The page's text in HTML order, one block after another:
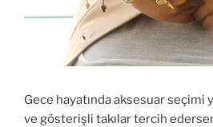
Gece hayatında aksesuar seçimi
ve gösterişli takılar tercih